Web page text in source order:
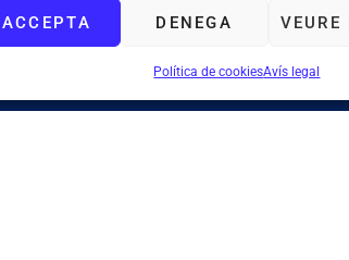
ACCEPTA DENEGA VEURE
Política de cookiesAvís legal